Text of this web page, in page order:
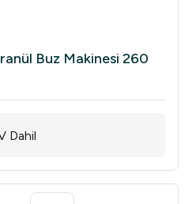
Buz Makinesi 260
Dahil